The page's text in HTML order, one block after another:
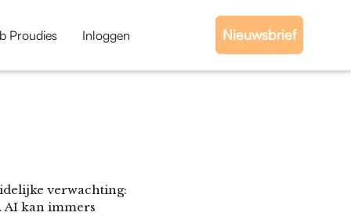
Proudies Inloggen Nieuwsbrief
verwachting:
kan immers